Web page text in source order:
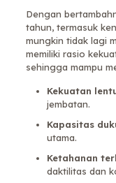
Dengan
tahun, termasuk
mungkin tidak lagi
memiliki rasio
sehingga mampu
Kekuatan
jembatan.
Kapasitas
utama.
Ketahanan
daktilitas dan